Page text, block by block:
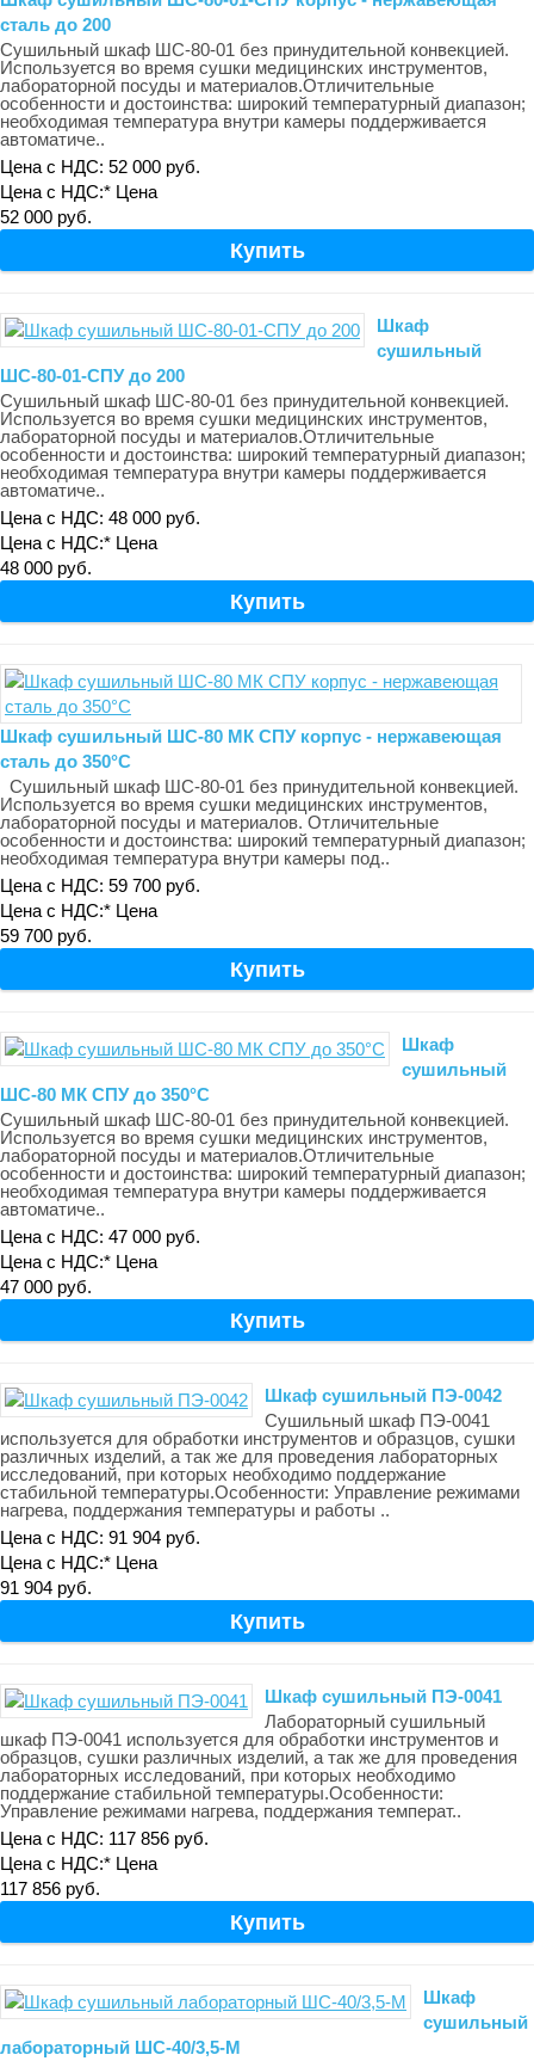
сталь до 200
Сушильный шкаф ШС-80-01 без принудительной конвекцией.
Используется во время сушки медицинских инструментов,
лабораторной посуды и материалов.Отличительные
особенности и достоинства: широкий температурный диапазон;
необходимая температура внутри камеры поддерживается
автоматиче..
Цена с НДС: 52 000 руб.
Цена с НДС:* Цена
52 000 руб.
Шкаф
сушильный
ШС-80-01-СПУ до 200
Сушильный шкаф ШС-80-01 без принудительной конвекцией.
Используется во время сушки медицинских инструментов,
лабораторной посуды и материалов.Отличительные
особенности и достоинства: широкий температурный диапазон;
необходимая температура внутри камеры поддерживается
автоматиче..
Цена с НДС: 48 000 руб.
Цена с НДС:* Цена
48 000 руб.
Шкаф сушильный ШС-80 МК СПУ корпус - нержавеющая
сталь до 350°С
Сушильный шкаф ШС-80-01 без принудительной конвекцией.
Используется во время сушки медицинских инструментов,
лабораторной посуды и материалов. Отличительные
особенности и достоинства: широкий температурный диапазон;
необходимая температура внутри камеры под..
Цена с НДС: 59 700 руб.
Цена с НДС:* Цена
59 700 руб.
Шкаф
сушильный
ШС-80 МК СПУ до 350°С
Сушильный шкаф ШС-80-01 без принудительной конвекцией.
Используется во время сушки медицинских инструментов,
лабораторной посуды и материалов.Отличительные
особенности и достоинства: широкий температурный диапазон;
необходимая температура внутри камеры поддерживается
автоматиче..
Цена с НДС: 47 000 руб.
Цена с НДС:* Цена
47 000 руб.
Шкаф сушильный ПЭ-0042
Сушильный шкаф ПЭ-0041
используется для обработки инструментов и образцов, сушки
различных изделий, а так же для проведения лабораторных
исследований, при которых необходимо поддержание
стабильной температуры.Особенности: Управление режимами
нагрева, поддержания температуры и работы ..
Цена с НДС: 91 904 руб.
Цена с НДС:* Цена
91 904 руб.
Шкаф сушильный ПЭ-0041
Лабораторный сушильный
шкаф ПЭ-0041 используется для обработки инструментов и
образцов, сушки различных изделий, а так же для проведения
лабораторных исследований, при которых необходимо
поддержание стабильной температуры.Особенности:
Управление режимами нагрева, поддержания температ..
Цена с НДС: 117 856 руб.
Цена с НДС:* Цена
117 856 руб.
Шкаф
сушильный
лабораторный ШС-40/3,5-М